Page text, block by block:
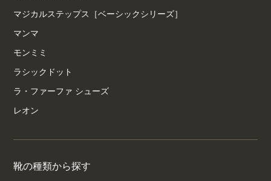
マジカルステップス［ベーシックシリーズ］
マンマ
モンミミ
ラシックドット
ラ・ファーファ シューズ
レオン
靴の種類から探す